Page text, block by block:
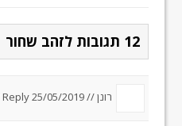
12 תגובות לזהב שחור
רונן //25/05/2019 um 0:20
Reply